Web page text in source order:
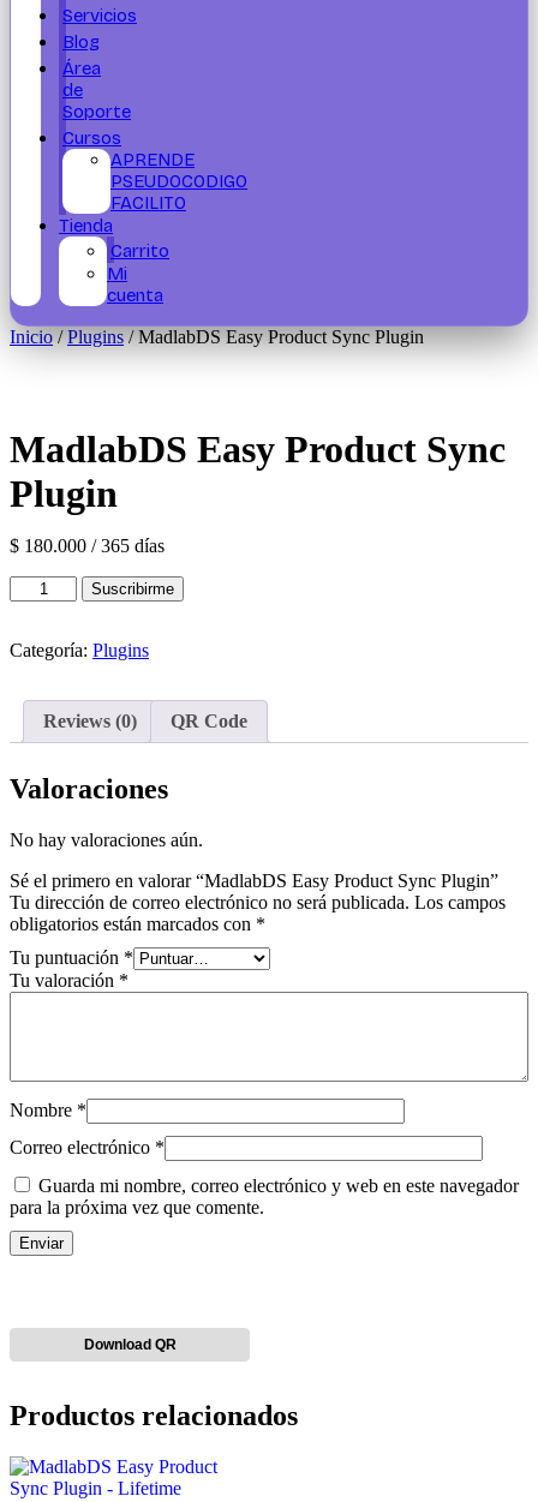
Servicios
Blog
Área
de
Soporte
Cursos
APRENDE
PSEUDOCODIGO
FACILITO
Tienda
Carrito
Mi
cuenta
Inicio /Plugins / MadlabDS Easy Product Sync Plugin
MadlabDS Easy Product Sync
Plugin
$ 180.000 / 365 días
MadlabDS
Easy
Sync
Suscribirme
Categoría: Plugins
Reviews (0) QR Code
Valoraciones
No hay valoraciones aún.
Sé el primero en valorar “MadlabDS Easy Product Sync Plugin”
Tu dirección de correo electrónico no será publicada. Los campos
obligatorios están marcados con *
Tu puntuación *
Tu valoración *
Nombre *
Correo electrónico *
Guarda mi nombre, correo electrónico y web en este navegador
para la próxima vez que comente.
Download QR
Productos relacionados